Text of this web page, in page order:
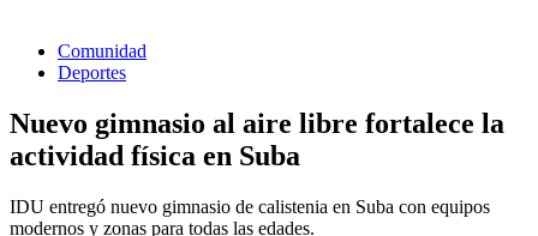
Comunidad
Deportes
Nuevo gimnasio al aire libre fortalece la
actividad física en Suba
IDU entregó nuevo gimnasio de calistenia en Suba con equipos
modernos y zonas para todas las edades.